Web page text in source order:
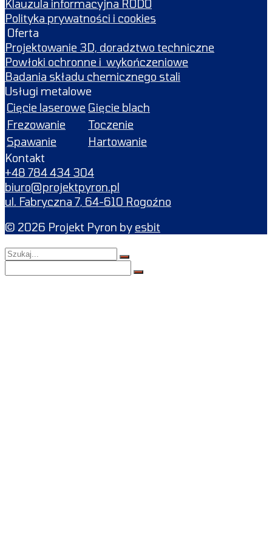
Klauzula informacyjna RODO
Polityka prywatności i cookies
Oferta
Projektowanie 3D, doradztwo techniczne
Powłoki ochronne i wykończeniowe
Badania składu chemicznego stali
Usługi metalowe
Cięcie laserowe Gięcie blach
Frezowanie
Toczenie
Spawanie
Hartowanie
Kontakt
+48 784 434 304
biuro@projektpyron.pl
ul. Fabryczna 7, 64-610 Rogoźno
© 2026 Projekt Pyron by esbit
Szukaj